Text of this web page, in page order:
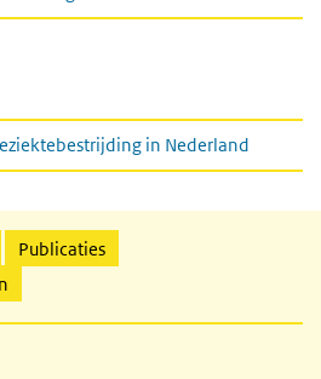
in Nederland
Publicaties